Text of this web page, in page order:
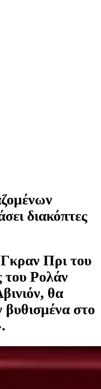
διακόπτες
Πρι του
του Ρολάν
θα
στο